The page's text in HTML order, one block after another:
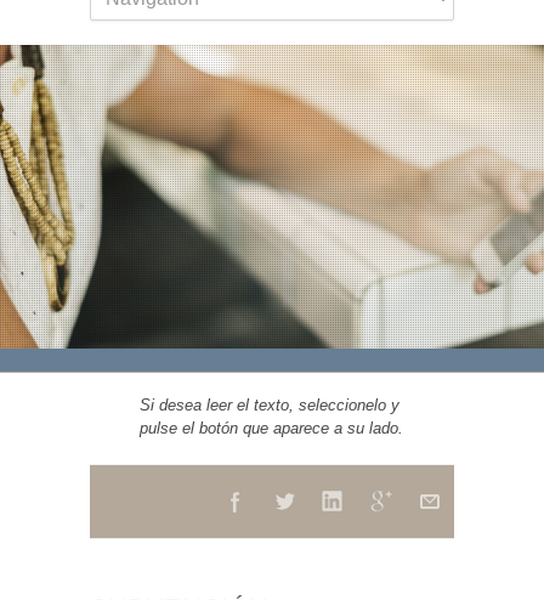
Si desea leer el texto, seleccionelo y
pulse el botón que aparece a su lado.